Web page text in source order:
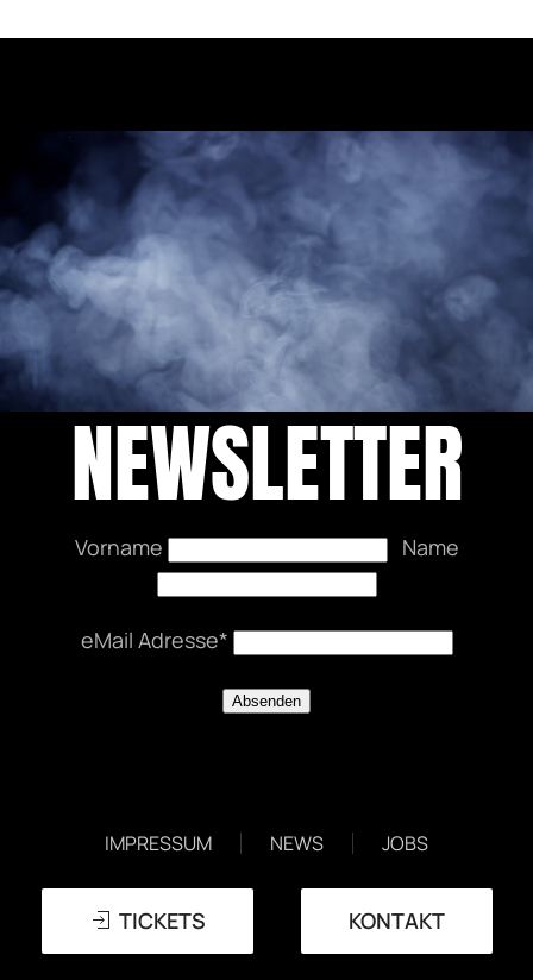
NEWSLETTER
Vorname Name
eMail Adresse*
IMPRESSUM
NEWS JOBS
TICKETS KONTAKT